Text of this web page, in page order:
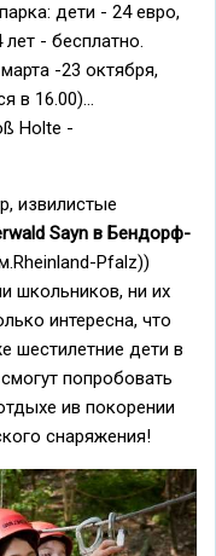
дети - 24 евро,
- бесплатно.
-23 октября,
в 16.00)...
Holte -
извилистые
Sayn в Бендорф-
Pfalz))
школьников, ни их
интересна, что
шестилетние дети в
попробовать
ив покорении
снаряжения!